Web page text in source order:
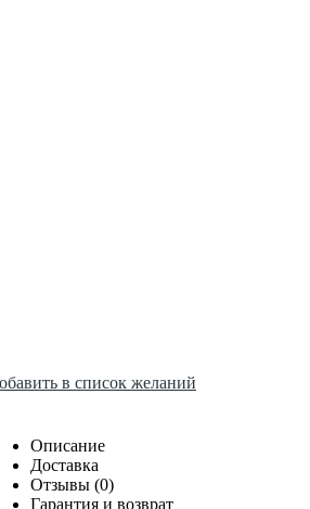
в список желаний
Описание
Доставка
Отзывы (0)
Гарантия и возврат